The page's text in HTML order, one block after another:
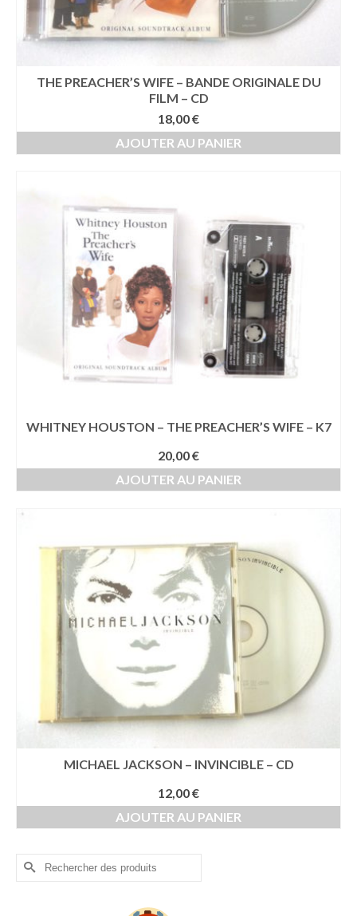
THE PREACHER’S WIFE – BANDE ORIGINALE DU
FILM – CD
18,00€
AJOUTER AU PANIER
WHITNEY HOUSTON – THE PREACHER’S WIFE – K7
20,00€
AJOUTER AU PANIER
MICHAEL JACKSON – INVINCIBLE – CD
12,00€
AJOUTER AU PANIER
Rechercher :